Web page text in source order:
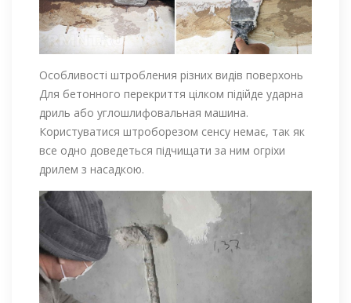
Особливості штробления різних видів поверхонь
Для бетонного перекриття цілком підійде ударна
дриль або углошлифовальная машина.
Користуватися штроборезом сенсу немає, так як
все одно доведеться підчищати за ним огріхи
дрилем з насадкою.